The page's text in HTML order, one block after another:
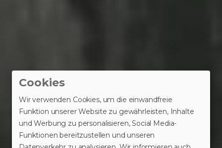
Cookies
Wir verwenden Cookies, um die einwandfreie
Funktion unserer Website zu gewährleisten, Inhalte
und Werbung zu personalisieren, Social Media-
Funktionen bereitzustellen und unseren